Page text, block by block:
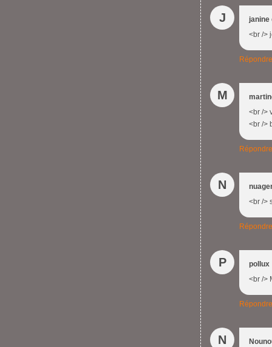
J
janine
<br />
Répondre
M
<br />
<br />
Répondre
N
<br />
Répondre
P
pollux
<br />
Répondre
N